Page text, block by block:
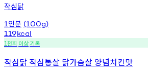
작심닭
1 인분 (100g)
119kcal
1천회 이상기록
작심닭 작심통살 닭가슴살 양념치킨맛